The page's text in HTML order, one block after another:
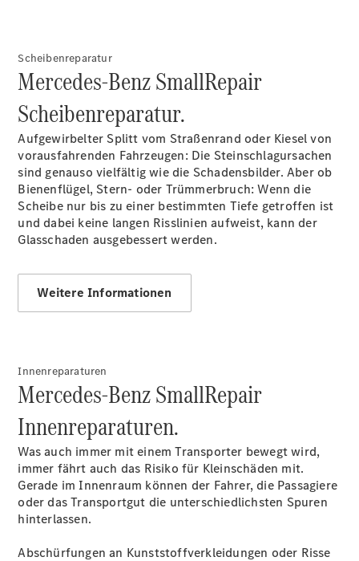
Reifenlabel
Transporter-
Service
Unfallreparaturen
SmallRepair
Service-
und
Garantie-
Pakete
Fleet
Services
Elektrofahrzeug-
Service
Scheibenreparatur
Mercedes-Benz SmallRepair
Scheibenreparatur.
Aufgewirbelter Splitt vom Straßenrand oder Kiesel von
vorausfahrenden Fahrzeugen: Die Steinschlagursachen
sind genauso vielfältig wie die Schadensbilder. Aber ob
Bienenflügel, Stern- oder Trümmerbruch: Wenn die
Scheibe nur bis zu einer bestimmten Tiefe getroffen ist
und dabei keine langen Risslinien aufweist, kann der
Glasschaden ausgebessert werden.
Weitere Informationen
Innenreparaturen
Mercedes-Benz SmallRepair
Innenreparaturen.
Was auch immer mit einem Transporter bewegt wird,
immer fährt auch das Risiko für Kleinschäden mit.
Gerade im Innenraum können der Fahrer, die Passagiere
oder das Transportgut die unterschiedlichsten Spuren
hinterlassen.
Abschürfungen an Kunststoffverkleidungen oder Risse